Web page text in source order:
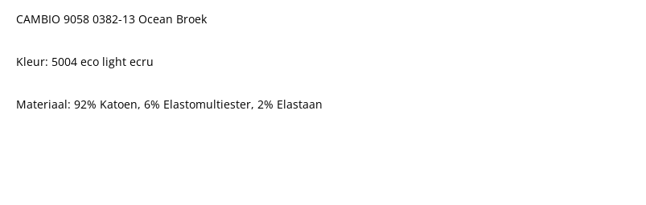
CAMBIO 9058 0382-13 Ocean Broek
Kleur: 5004 eco light ecru
Materiaal: 92% Katoen, 6% Elastomultiester, 2% Elastaan